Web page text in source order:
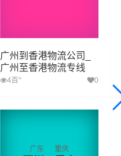
广州到香港物流公司_
广州至香港物流专线
4百 + 0
广东 重庆